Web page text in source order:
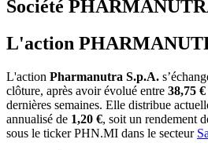
Société
L'action
L'action Pharmanutra S.p.A.
clôture, après avoir évolué entre 38,75 €
dernières semaines. Elle distribue
annualisé de 1,20 €, soit un rendement
sous le tickerPHN.MI dans le secteur